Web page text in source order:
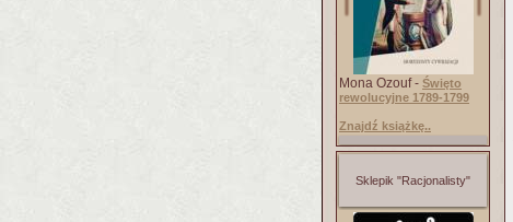
Mona Ozouf - Święto
rewolucyjne 1789-1799
Znajdź książkę..
Sklepik "Racjonalisty"